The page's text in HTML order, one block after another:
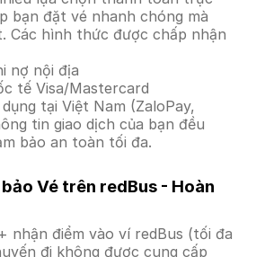
bạn đặt vé nhanh chóng mà
Các hình thức được chấp nhận
nợ nội địa
tế Visa/Mastercard
tại Việt Nam (ZaloPay,
tin giao dịch của bạn đều
bảo an toàn tối đa.
Vé trên redBus - Hoàn
nhận điểm vào ví redBus (tối đa
đi không được cung cấp